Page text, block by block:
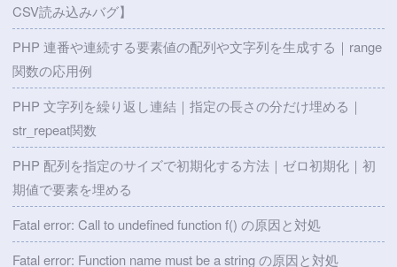
CSV読み込みバグ】
PHP 連番や連続する要素値の配列や文字列を生成する｜range
関数の応用例
PHP 文字列を繰り返し連結｜指定の長さの分だけ埋める｜
str_repeat関数
PHP 配列を指定のサイズで初期化する方法｜ゼロ初期化｜初
期値で要素を埋める
Fatal error: Call to undefined function f() の原因と対処
Fatal error: Function name must be a string の原因と対処